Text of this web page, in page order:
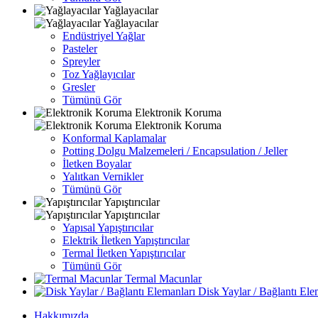
Yağlayacılar
Yağlayacılar
Endüstriyel Yağlar
Pasteler
Spreyler
Toz Yağlayıcılar
Gresler
Tümünü Gör
Elektronik Koruma
Elektronik Koruma
Konformal Kaplamalar
Potting Dolgu Malzemeleri / Encapsulation / Jeller
İletken Boyalar
Yalıtkan Vernikler
Tümünü Gör
Yapıştırıcılar
Yapıştırıcılar
Yapısal Yapıştırıcılar
Elektrik İletken Yapıştırıcılar
Termal İletken Yapıştırıcılar
Tümünü Gör
Termal Macunlar
Disk Yaylar / Bağlantı
Hakkımızda